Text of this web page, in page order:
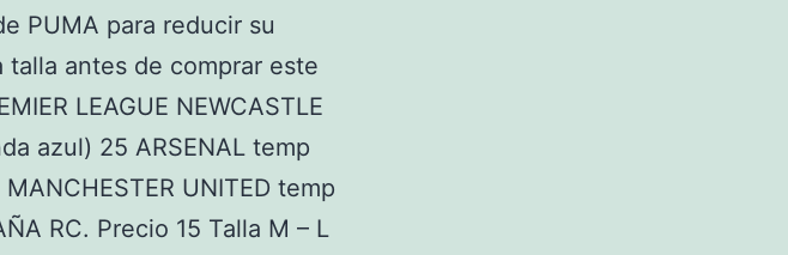
PUMA para reducir su
antes de comprar este
LEAGUE NEWCASTLE
azul) 25 ARSENAL temp
UNITED temp
RC. Precio 15 Talla M – L